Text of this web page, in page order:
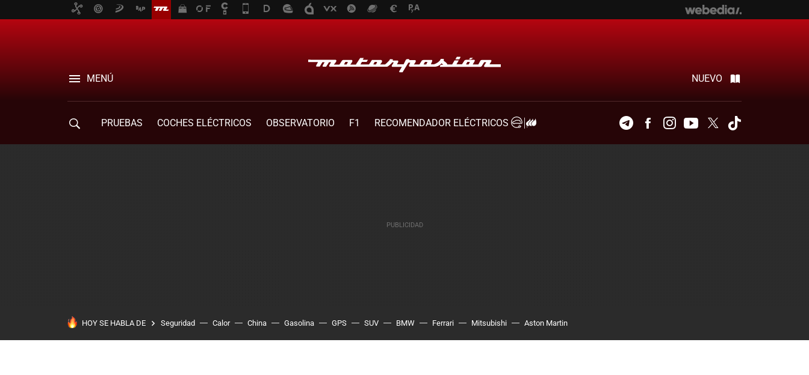
MENÚ NUEVO
PRUEBAS COCHES ELÉCTRICOS OBSERVATORIO F1
RECOMENDADOR ELÉCTRICOS
TelegramFacebookInstagramYoutubeTwitter
HOY SE HABLA DE Seguridad Calor China Gasolina GPS SUV BMW Ferrari Mitsubishi Aston Martin